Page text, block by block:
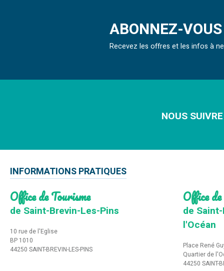
ABONNEZ-
Recevez les offres et les infos à
NOUS
INFORMATIONS PRATIQUES
Office de Tourisme
de Saint-Brevin-Les-Pins
10 rue de l'Eglise
BP 1010
44250 SAINT-BREVIN-LES-PINS
Office
de
l'Océan
Place René
Quartier de
44250 SAINT-